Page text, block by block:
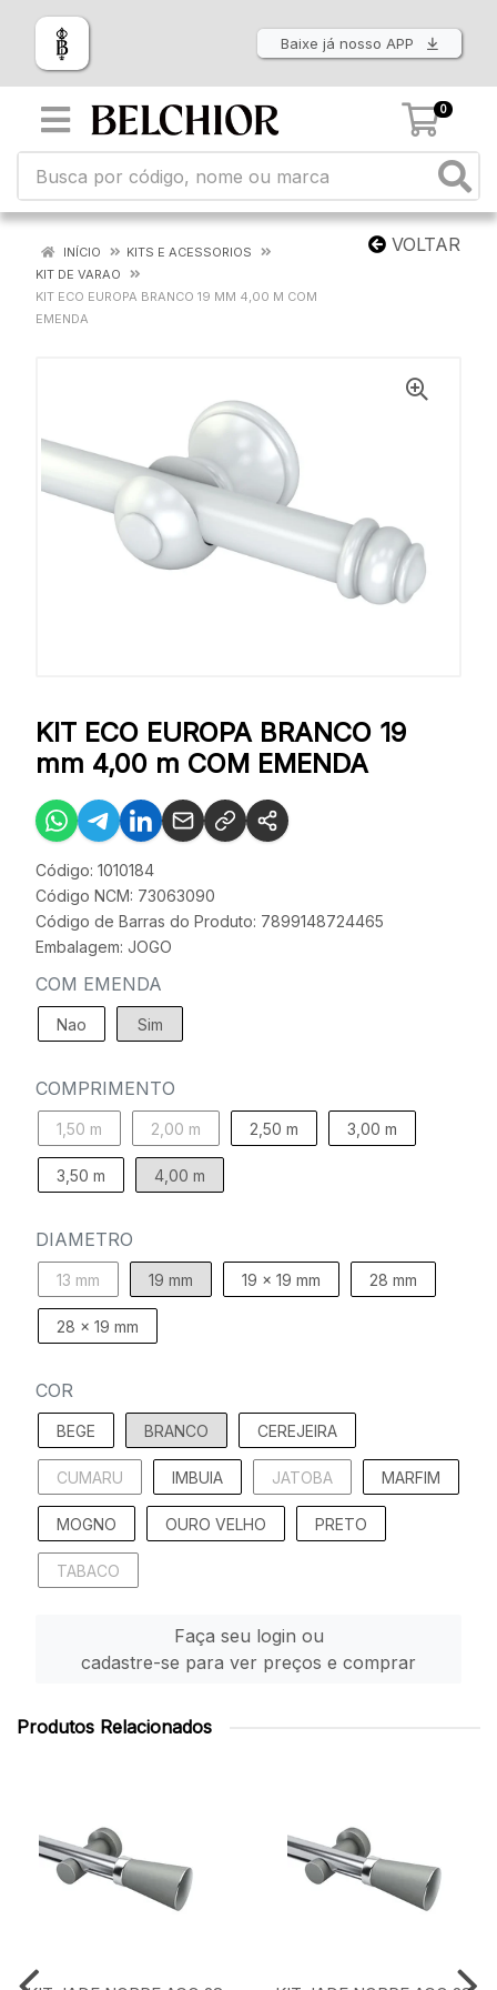
Baixe já nosso APP
0
VOLTAR
INÍCIO
KITS E ACESSORIOS
KIT DE VARAO
KIT ECO EUROPA BRANCO 19 MM 4,00 M COM
EMENDA
KIT ECO EUROPA BRANCO 19
mm 4,00 m COM EMENDA
Código: 1010184
Código NCM: 73063090
Código de Barras do Produto: 7899148724465
Embalagem: JOGO
COM EMENDA
Nao Sim
COMPRIMENTO
1,50 m 2,00 m 2,50 m 3,00 m
3,50 m 4,00 m
DIAMETRO
13 mm 19 mm 19 x 19 mm 28 mm
28 x 19 mm
COR
BEGE BRANCO CEREJEIRA
CUMARU IMBUIA JATOBA MARFIM
MOGNO OURO VELHO PRETO
TABACO
Faça seu login ou
cadastre-se para ver preços e comprar
Produtos Relacionados